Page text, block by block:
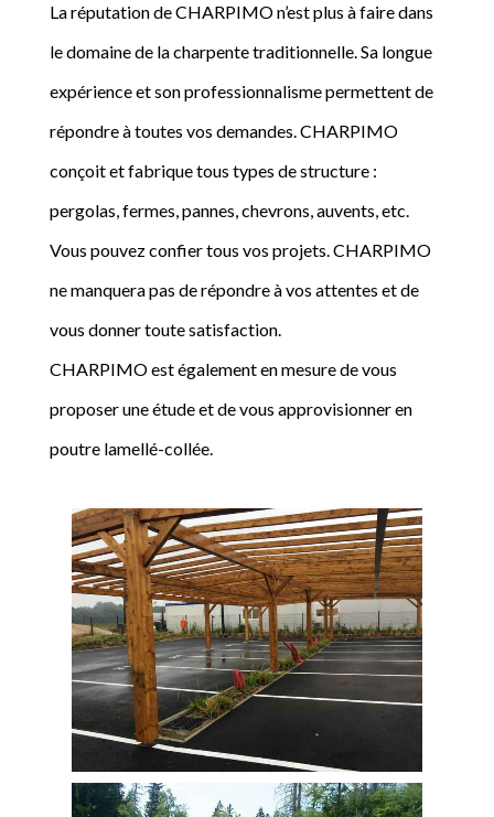
La réputation de CHARPIMO n’est plus à faire dans
le domaine de la charpente traditionnelle. Sa longue
expérience et son professionnalisme permettent de
répondre à toutes vos demandes. CHARPIMO
conçoit et fabrique tous types de structure :
pergolas, fermes, pannes, chevrons, auvents, etc.
Vous pouvez confier tous vos projets. CHARPIMO
ne manquera pas de répondre à vos attentes et de
vous donner toute satisfaction.
CHARPIMO est également en mesure de vous
proposer une étude et de vous approvisionner en
poutre lamellé-collée.